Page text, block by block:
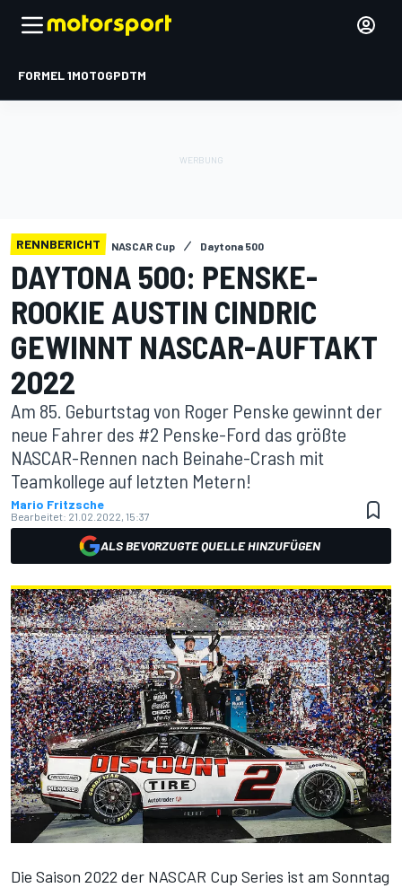
FORMEL 1MOTOGPDTM
RENNBERICHT NASCAR Cup Daytona 500
DAYTONA 500: PENSKE-
ROOKIE AUSTIN CINDRIC
GEWINNT NASCAR-AUFTAKT
2022
Am 85. Geburtstag von Roger Penske gewinnt der
neue Fahrer des #2 Penske-Ford das größte
NASCAR-Rennen nach Beinahe-Crash mit
Teamkollege auf letzten Metern!
Mario Fritzsche
Bearbeitet: 21.02.2022, 15:37
ALS BEVORZUGTE QUELLE HINZUFÜGEN
Die Saison 2022 der NASCAR Cup Series ist am Sonntag